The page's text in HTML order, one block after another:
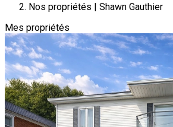
Nos propriétés | Shawn Gauthier
Mes propriétés